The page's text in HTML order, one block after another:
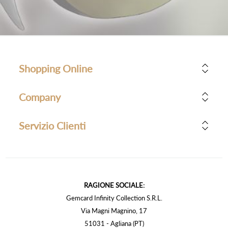
Shopping Online
Company
Servizio Clienti
RAGIONE SOCIALE:
Gemcard Infinity Collection S.R.L.
Via Magni Magnino, 17
51031 - Agliana (PT)